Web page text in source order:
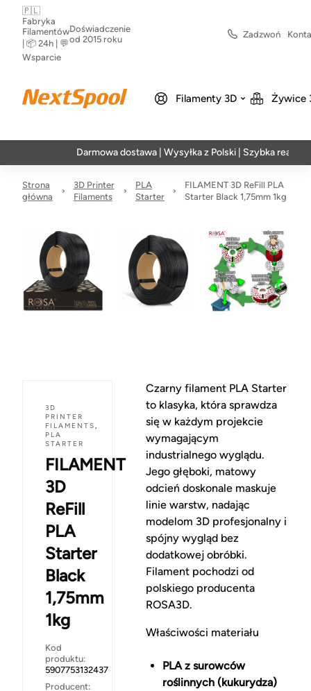
🇵🇱
Fabryka
Filamentów
| 📦 24h | 💬
Wsparcie
Doświadczenie
od 2015 roku
Zadzwoń
Filamenty 3D Żywice
Darmowa dostawa | Wysyłka z Polski | Szybka realizacja w
Strona
główna
3D Printer
Filaments
PLA
Starter
FILAMENT 3D ReFill PLA
Starter Black 1,75mm 1kg
3D
PRINTER
FILAMENTS,
PLA
STARTER
FILAMENT
3D
ReFill
PLA
Starter
Black
1,75mm
1kg
Kod
produktu:
5907753132437
Producent:
Czarny filament PLA Starter
to klasyka, która sprawdza
się w każdym projekcie
wymagającym
industrialnego wyglądu.
Jego głęboki, matowy
odcień doskonale maskuje
linie warstw, nadając
modelom 3D profesjonalny i
spójny wygląd bez
dodatkowej obróbki.
Filament pochodzi od
polskiego producenta
ROSA3D.
Właściwości materiału
PLA z surowców
roślinnych (kukurydza)